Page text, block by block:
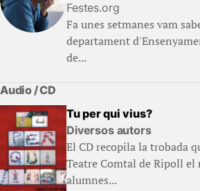
Festes.org
Fa unes setmanes vam
departament
de...
Audio / CD
Tu per qui vius?
Diversos autors
El CD recopila la trobada
Teatre Comtal de Ripoll el
alumnes...